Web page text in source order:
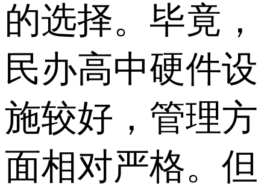
的选择。毕竟，
民办高中硬件设
施较好，管理方
面相对严格。但